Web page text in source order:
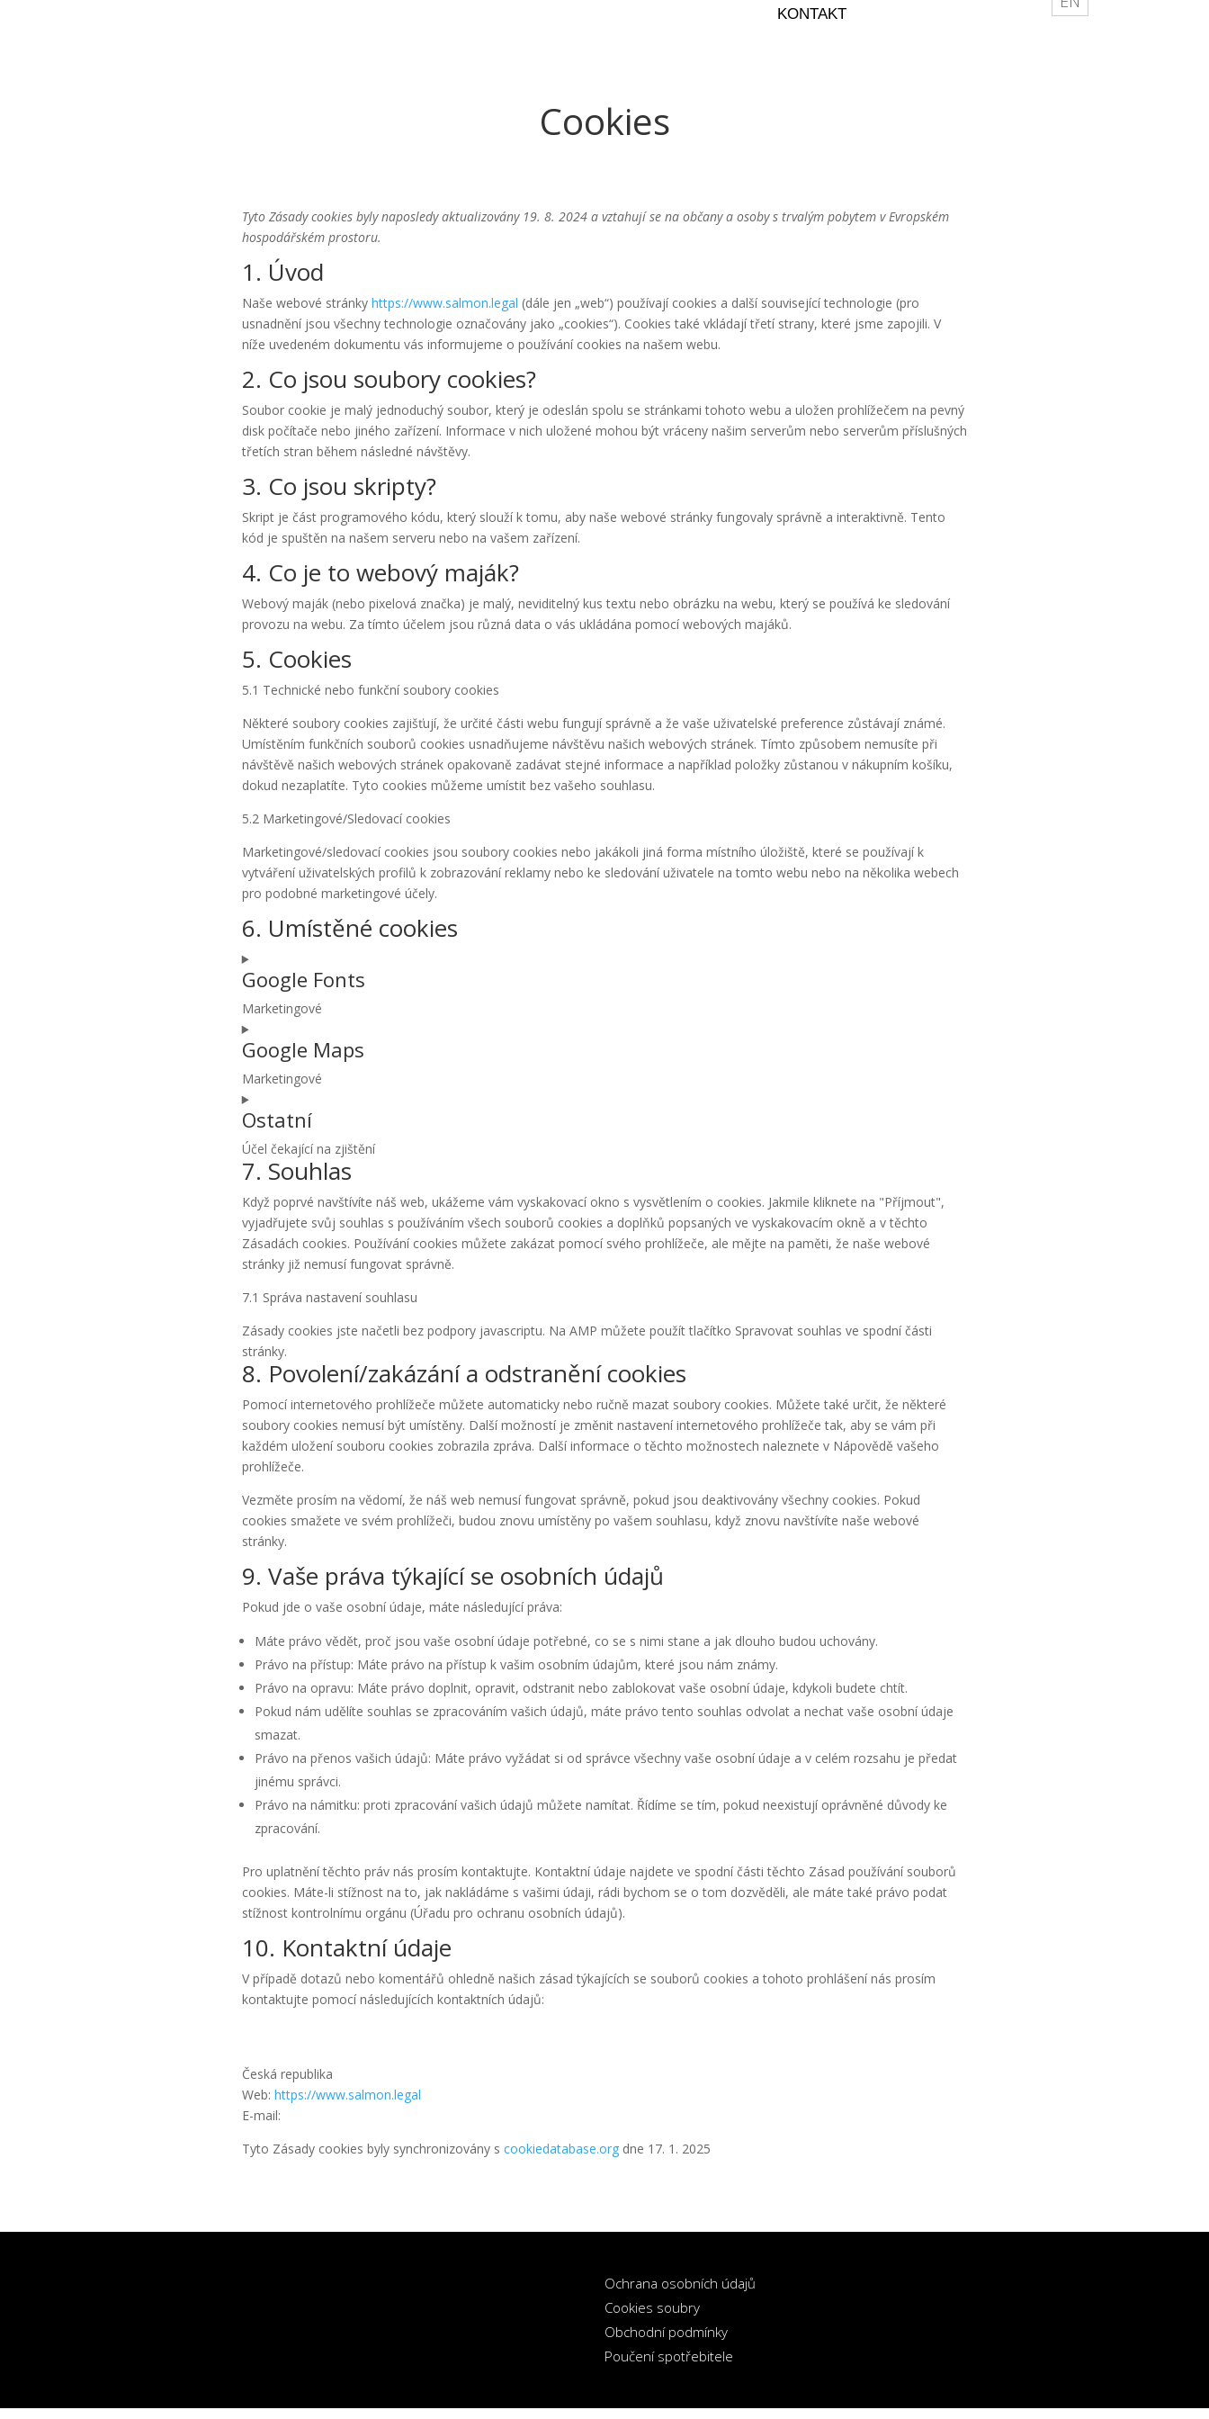
KONTAKT
Cookies
Tyto Zásady cookies byly naposledy aktualizovány 19. 8. 2024 a vztahují se na občany a osoby s trvalým pobytem v Evropském
hospodářském prostoru.
1. Úvod
Naše webové stránky https://www.salmon.legal (dále jen „web“) používají cookies a další související technologie (pro
usnadnění jsou všechny technologie označovány jako „cookies“). Cookies také vkládají třetí strany, které jsme zapojili. V
níže uvedeném dokumentu vás informujeme o používání cookies na našem webu.
2. Co jsou soubory cookies?
Soubor cookie je malý jednoduchý soubor, který je odeslán spolu se stránkami tohoto webu a uložen prohlížečem na pevný
disk počítače nebo jiného zařízení. Informace v nich uložené mohou být vráceny našim serverům nebo serverům příslušných
třetích stran během následné návštěvy.
3. Co jsou skripty?
Skript je část programového kódu, který slouží k tomu, aby naše webové stránky fungovaly správně a interaktivně. Tento
kód je spuštěn na našem serveru nebo na vašem zařízení.
4. Co je to webový maják?
Webový maják (nebo pixelová značka) je malý, neviditelný kus textu nebo obrázku na webu, který se používá ke sledování
provozu na webu. Za tímto účelem jsou různá data o vás ukládána pomocí webových majáků.
5. Cookies
5.1 Technické nebo funkční soubory cookies
Některé soubory cookies zajišťují, že určité části webu fungují správně a že vaše uživatelské preference zůstávají známé.
Umístěním funkčních souborů cookies usnadňujeme návštěvu našich webových stránek. Tímto způsobem nemusíte při
návštěvě našich webových stránek opakovaně zadávat stejné informace a například položky zůstanou v nákupním košíku,
dokud nezaplatíte. Tyto cookies můžeme umístit bez vašeho souhlasu.
5.2 Marketingové/Sledovací cookies
Marketingové/sledovací cookies jsou soubory cookies nebo jakákoli jiná forma místního úložiště, které se používají k
vytváření uživatelských profilů k zobrazování reklamy nebo ke sledování uživatele na tomto webu nebo na několika webech
pro podobné marketingové účely.
6. Umístěné cookies
Google Fonts
Marketingové
Consent
to
service
fonts
Google Maps
Marketingové
Consent
to
service
google-
maps
Ostatní
Účel čekající na zjištění
Consent
service
ostatní
7. Souhlas
Když poprvé navštívíte náš web, ukážeme vám vyskakovací okno s vysvětlením o cookies. Jakmile kliknete na "Příjmout",
vyjadřujete svůj souhlas s používáním všech souborů cookies a doplňků popsaných ve vyskakovacím okně a v těchto
Zásadách cookies. Používání cookies můžete zakázat pomocí svého prohlížeče, ale mějte na paměti, že naše webové
stránky již nemusí fungovat správně.
7.1 Správa nastavení souhlasu
Zásady cookies jste načetli bez podpory javascriptu. Na AMP můžete použít tlačítko Spravovat souhlas ve spodní části
stránky.
8. Povolení/zakázání a odstranění cookies
Pomocí internetového prohlížeče můžete automaticky nebo ručně mazat soubory cookies. Můžete také určit, že některé
soubory cookies nemusí být umístěny. Další možností je změnit nastavení internetového prohlížeče tak, aby se vám při
každém uložení souboru cookies zobrazila zpráva. Další informace o těchto možnostech naleznete v Nápovědě vašeho
prohlížeče.
Vezměte prosím na vědomí, že náš web nemusí fungovat správně, pokud jsou deaktivovány všechny cookies. Pokud
cookies smažete ve svém prohlížeči, budou znovu umístěny po vašem souhlasu, když znovu navštívíte naše webové
stránky.
9. Vaše práva týkající se osobních údajů
Pokud jde o vaše osobní údaje, máte následující práva:
Máte právo vědět, proč jsou vaše osobní údaje potřebné, co se s nimi stane a jak dlouho budou uchovány.
Právo na přístup: Máte právo na přístup k vašim osobním údajům, které jsou nám známy.
Právo na opravu: Máte právo doplnit, opravit, odstranit nebo zablokovat vaše osobní údaje, kdykoli budete chtít.
Pokud nám udělíte souhlas se zpracováním vašich údajů, máte právo tento souhlas odvolat a nechat vaše osobní údaje
smazat.
Právo na přenos vašich údajů: Máte právo vyžádat si od správce všechny vaše osobní údaje a v celém rozsahu je předat
jinému správci.
Právo na námitku: proti zpracování vašich údajů můžete namítat. Řídíme se tím, pokud neexistují oprávněné důvody ke
zpracování.
Pro uplatnění těchto práv nás prosím kontaktujte. Kontaktní údaje najdete ve spodní části těchto Zásad používání souborů
cookies. Máte-li stížnost na to, jak nakládáme s vašimi údaji, rádi bychom se o tom dozvěděli, ale máte také právo podat
stížnost kontrolnímu orgánu (Úřadu pro ochranu osobních údajů).
10. Kontaktní údaje
V případě dotazů nebo komentářů ohledně našich zásad týkajících se souborů cookies a tohoto prohlášení nás prosím
kontaktujte pomocí následujících kontaktních údajů:
Česká republika
Web: https://www.salmon.legal
E-mail:
Tyto Zásady cookies byly synchronizovány s cookiedatabase.orgdne 17. 1. 2025
Ochrana osobních údajů
Cookies soubry
Obchodní podmínky
Poučení spotřebitele